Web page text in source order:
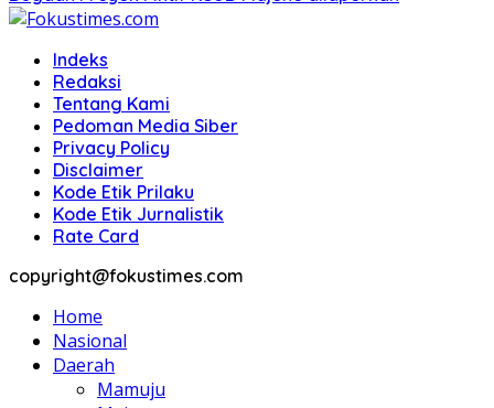
Indeks
Redaksi
Tentang Kami
Pedoman Media Siber
Privacy Policy
Disclaimer
Kode Etik Prilaku
Kode Etik Jurnalistik
Rate Card
copyright@fokustimes.com
Home
Nasional
Daerah
Mamuju